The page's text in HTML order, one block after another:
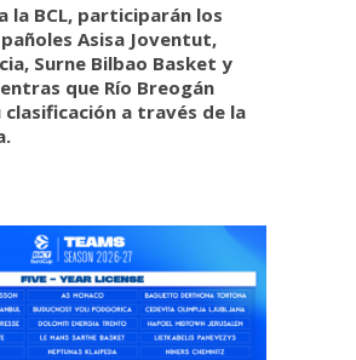
la BCL, participarán los
Asisa Joventut,
Surne Bilbao Basket y
que Río Breogán
clasificación a través de la